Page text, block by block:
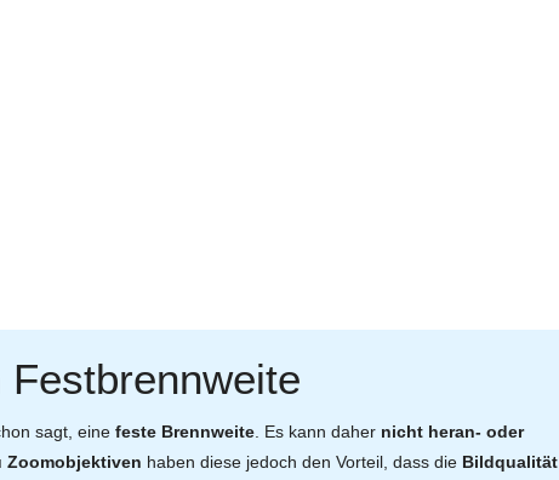
sagt, einefeste Brennweite . Es kann daher nicht heran- oder
Zoomobjektiven haben diese jedoch den Vorteil, dass die Bildqualität